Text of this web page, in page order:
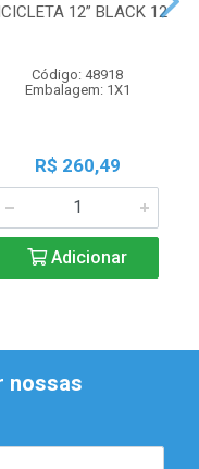
12” BLACK 12
Código: 48918
Embalagem: 1X1
R$ 260,49
Adicionar
nossas